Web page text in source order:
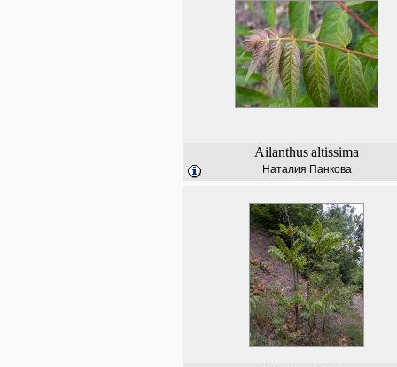
Ailanthusaltissima
Наталия Панкова